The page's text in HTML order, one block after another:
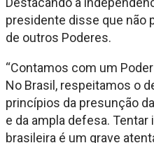
presidente disse que não
de outros Poderes.
“Contamos com um
No Brasil, respeitamos o
princípios da presunção
e da ampla defesa.
brasileira é um grave